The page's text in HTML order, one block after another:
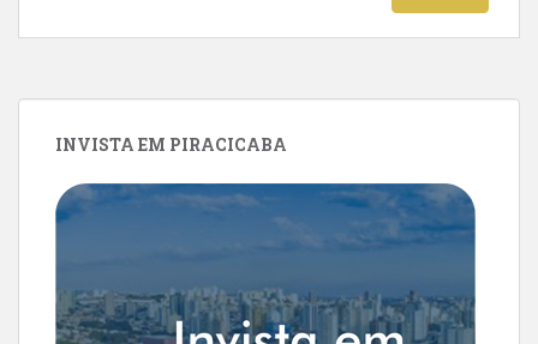
INVISTA EM PIRACICABA